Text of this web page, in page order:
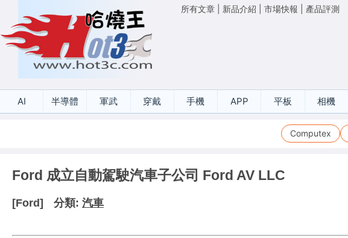
所有文章 新品介紹 市場快報 產品評測
AI 半導體 軍武 穿戴 手機 APP 平板 相機
Computex
Ford 成立自動駕駛汽車子公司 Ford AV LLC
[Ford] 分類: 汽車